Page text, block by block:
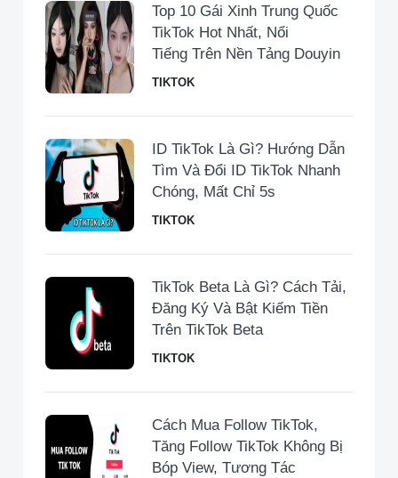
Top 10 Gái Xinh Trung Quốc
TikTok Hot Nhất, Nổi
Tiếng Trên Nền Tảng Douyin
TIKTOK
ID TikTok Là Gì? Hướng Dẫn
Tìm Và Đổi ID TikTok Nhanh
Chóng, Mất Chỉ 5s
TIKTOK
TikTok Beta Là Gì? Cách Tải,
Đăng Ký Và Bật Kiếm Tiền
Trên TikTok Beta
TIKTOK
Cách Mua Follow TikTok,
Tăng Follow TikTok Không Bị
Bóp View, Tương Tác